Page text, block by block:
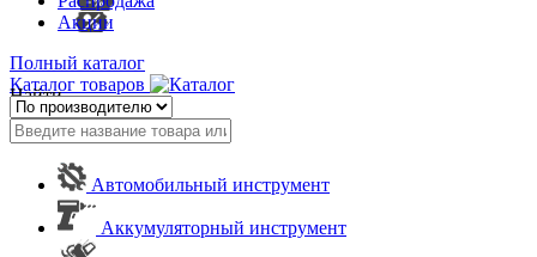
Акции
Полный каталог
Каталог товаров
Найти
Автомобильный инструмент
Аккумуляторный инструмент